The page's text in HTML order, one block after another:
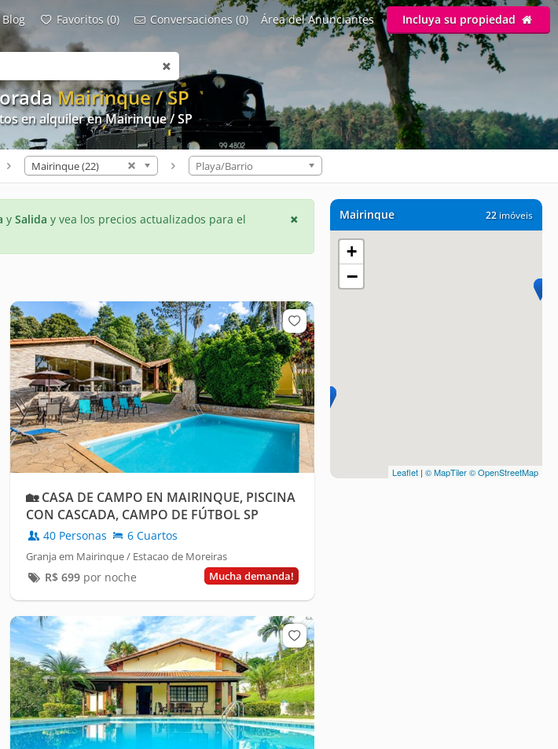
Mairinque / SP
en alquiler en Mairinque / SP
Blog Favoritos (0) Conversaciones (0) Área del Anunciantes Incluya su propiedad
Mairinque (22) Playa/Barrio
22 imóveis
Mairinque
+
−
Leaflet | © MapTiler© OpenStreetMap
y Salida y vea los precios actualizados para el
🏡 CASA DE CAMPO EN MAIRINQUE, PISCINA
CON CASCADA, CAMPO DE FÚTBOL SP
40 Personas 6 Cuartos
Granja em Mairinque / Estacao de Moreiras
Mucha demanda!
R$ 699por noche